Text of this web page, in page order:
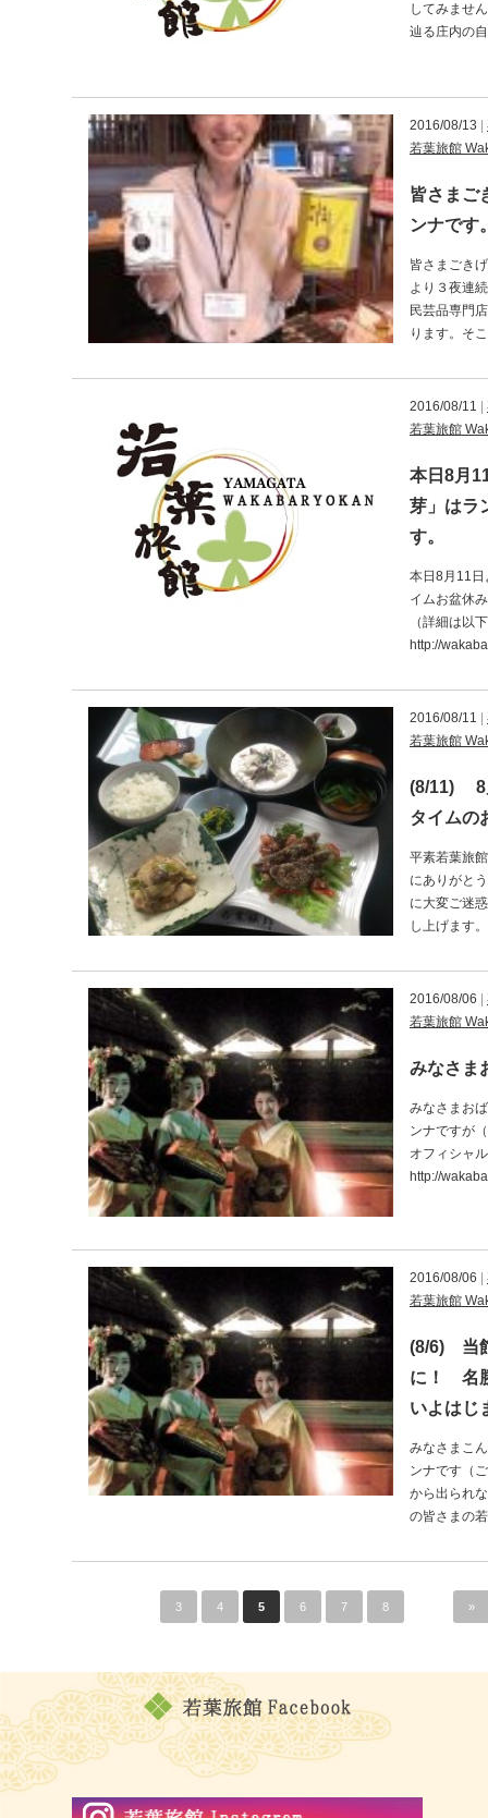
してみませ
辿る庄内の
2016/08/13
若葉旅館
皆さまご
ンナです
皆さまごき
より３夜連
民芸品専門
ります。そ
2016/08/11
若葉旅館
本日8月
芽」はラ
す。
本日8月11日
イムお盆休
（詳細は以
http://
2016/08/11
若葉旅館
(8/11) 8
タイムの
平素若葉旅
にありがと
に大変ご迷
し上げます
2016/08/06
若葉旅館
みなさま
みなさまお
ンナですが
オフィシャ
http://
2016/08/06
若葉旅館
(8/6) 当
に！ 名
いよは
みなさまこ
ンナです（
から出られ
の皆さまの
3 4 5 6 7 8 »